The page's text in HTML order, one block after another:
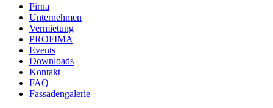
Pirna
Unternehmen
Vermietung
PROFIMA
Events
Downloads
Kontakt
FAQ
Fassadengalerie